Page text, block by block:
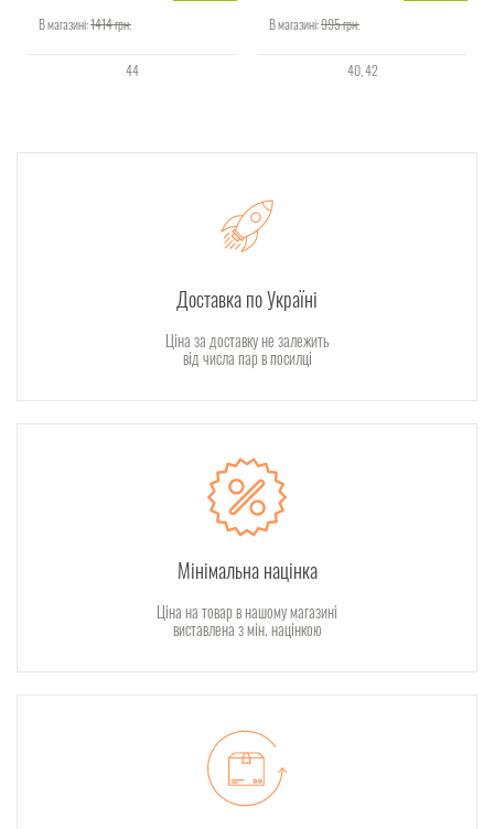
В магазині:1414грн.
44
В магазині:995грн.
40 42
Доставка по Україні
Ціна за доставку не залежить
від числа пар в посилці
Мінімальна націнка
Ціна на товар в нашому магазині
виставлена з мін. націнкою